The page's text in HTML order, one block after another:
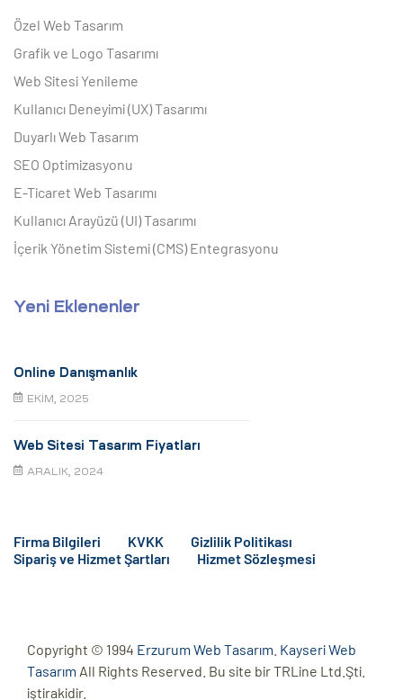
Özel Web Tasarım
Grafik ve Logo Tasarımı
Web Sitesi Yenileme
Kullanıcı Deneyimi (UX) Tasarımı
Duyarlı Web Tasarım
SEO Optimizasyonu
E-Ticaret Web Tasarımı
Kullanıcı Arayüzü (UI) Tasarımı
İçerik Yönetim Sistemi (CMS) Entegrasyonu
Yeni Eklenenler
Online Danışmanlık
EKIM, 2025
Web Sitesi Tasarım Fiyatları
ARALIK, 2024
Firma Bilgileri KVKK
Gizlilik Politikası
Sipariş ve Hizmet Şartları
Hizmet Sözleşmesi
Copyright © 1994 Erzurum Web Tasarım Kayseri Web
Tasarım All Rights Reserved. Bu site bir TRLine Ltd.Şti.
iştirakidir.